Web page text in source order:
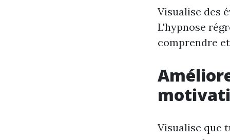
Visualise des
L'hypnose
comprendre
Visualise que